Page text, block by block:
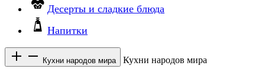
Десерты и сладкие блюда
Напитки
Кухни народов мира Кухни народов мира